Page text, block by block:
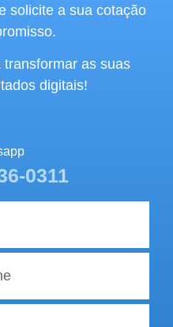
solicite a sua cotação
as suas
digitais!
0311